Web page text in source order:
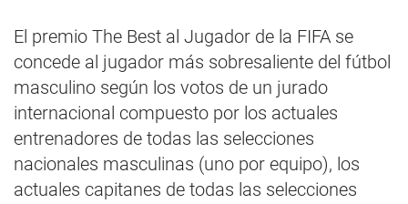
El premio The Best al Jugador de la FIFA se
concede al jugador más sobresaliente del fútbol
masculino según los votos de un jurado
internacional compuesto por los actuales
entrenadores de todas las selecciones
nacionales masculinas (uno por equipo), los
actuales capitanes de todas las selecciones